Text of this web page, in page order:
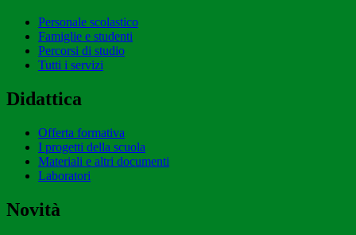
Personale scolastico
Famiglie e studenti
Percorsi di studio
Tutti i servizi
Didattica
Offerta formativa
I progetti della scuola
Materiali e altri documenti
Laboratori
Novità